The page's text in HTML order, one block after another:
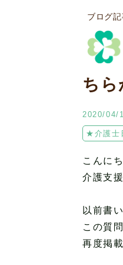
ブログ
【
ちら
2020/04/
★介護士
こんにち
介護支
以前書
この質
再度掲